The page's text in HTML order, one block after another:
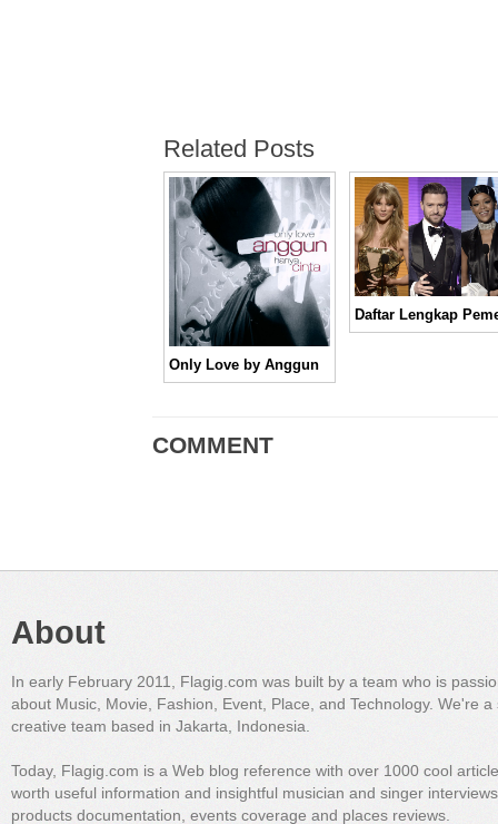
Related Posts
Only Love by Anggun
COMMENT
About
In early February 2011, Flagig.com was built by a team who is
about Music, Movie, Fashion, Event, Place, and Technology. We're a
creative team based in Jakarta, Indonesia.
Today, Flagig.com is a Web blog reference with over 1000 cool
worth useful information and insightful musician and singer
products documentation, events coverage and places reviews.